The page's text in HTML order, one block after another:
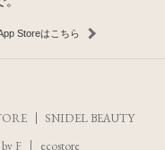
Storeはこちら
SNIDEL BEAUTY
F ecostore